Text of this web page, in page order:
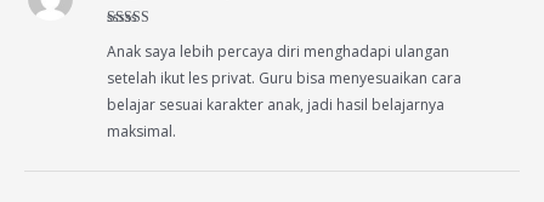
of 5
Anak saya lebih percaya diri menghadapi ulangan
setelah ikut les privat. Guru bisa menyesuaikan cara
belajar sesuai karakter anak, jadi hasil belajarnya
maksimal.